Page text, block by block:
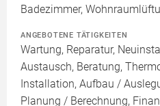
Badezimmer,
ANGEBOTENE TÄTIGKEITEN
Wartung, Reparatur,
Austausch, Beratung,
Installation, Aufbau /
Planung / Berechnung,